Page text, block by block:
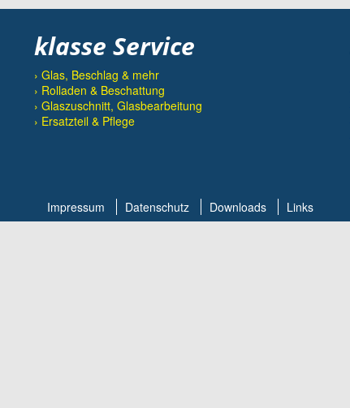
klasse Service
› Glas, Beschlag & mehr
› Rolladen & Beschattung
› Glaszuschnitt, Glasbearbeitung
› Ersatzteil & Pflege
Impressum Datenschutz Downloads Links